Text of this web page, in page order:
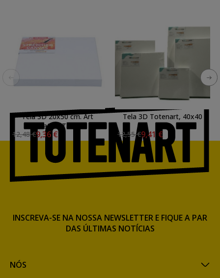
Tela 3D 20x50 cm. Art
Creation Talens
12,48 €9,36 €
Tela 3D Totenart, 40x40
cm.
12,55 €9,41 €
NÓS
INSCREVA-SE NA NOSSA NEWSLETTER E FIQUE A PAR
DAS ÚLTIMAS NOTÍCIAS